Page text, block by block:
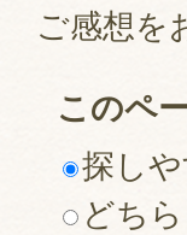
ご感想を
このペ
探し
どち